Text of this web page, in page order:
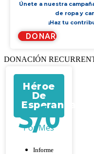
Únete a nuestra
de ropa y
¡Haz tu
DONAR
DONACIÓN
Héroe
De
Esperanza
S/0
Por Mes
Informe